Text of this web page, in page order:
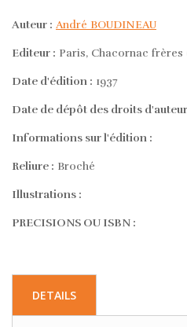
Auteur : André BOUDINEAU
Editeur : Paris, Chacornac frères
Date d'édition : 1937
Date de dépôt des droits
Informations sur l'édition :
Reliure : Broché
Illustrations :
PRECISIONS OU ISBN :
DETAILS